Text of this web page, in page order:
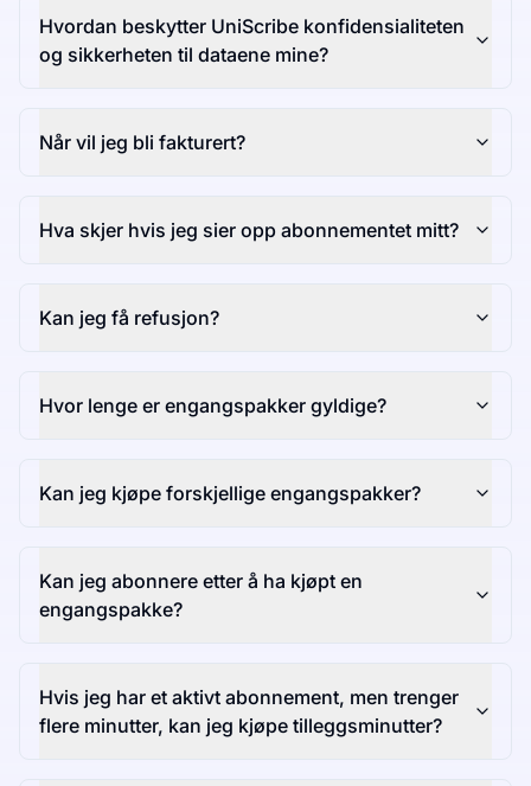
Hvordan beskytter UniScribe konfidensialiteten
og sikkerheten til dataene mine?
Når vil jeg bli fakturert?
Hva skjer hvis jeg sier opp abonnementet mitt?
Kan jeg få refusjon?
Hvor lenge er engangspakker gyldige?
Kan jeg kjøpe forskjellige engangspakker?
Kan jeg abonnere etter å ha kjøpt en
engangspakke?
Hvis jeg har et aktivt abonnement, men trenger
flere minutter, kan jeg kjøpe tilleggsminutter?